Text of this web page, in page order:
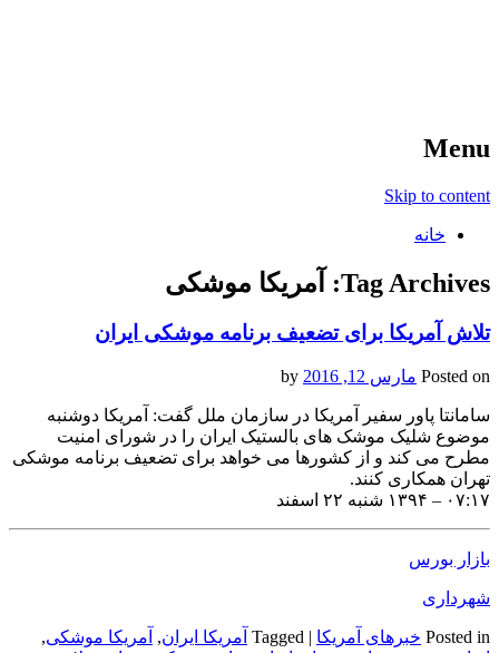
Menu
Skip to content
خانه
Tag Archives: آمریکا موشکی
تلاش آمریکا برای تضعیف برنامه موشکی ایران
Posted on مارس 12, 2016
سامانتا پاور سفیر آمریکا در سازمان ملل گفت: آمریکا دوشنبه
موضوع شلیک موشک های بالستیک ایران را در شورای امنیت
مطرح می کند و از کشورها می خواهد برای تضعیف برنامه موشکی
تهران همکاری کنند.
۰۷:۱۷ – ۱۳۹۴ شنبه ۲۲ اسفند
بازار بورس
شهرداری
Posted in خبرهای آمریکا |
Tagged آمریکا ایران, آمریکا موشکی,